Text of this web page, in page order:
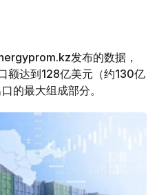
发布的数据，
额达到128亿美元（约130亿
的最大组成部分。